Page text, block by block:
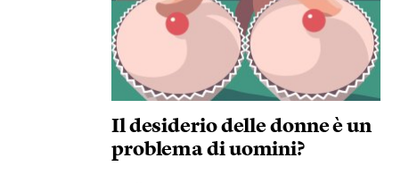
Il desiderio delle donne è un
problema di uomini?